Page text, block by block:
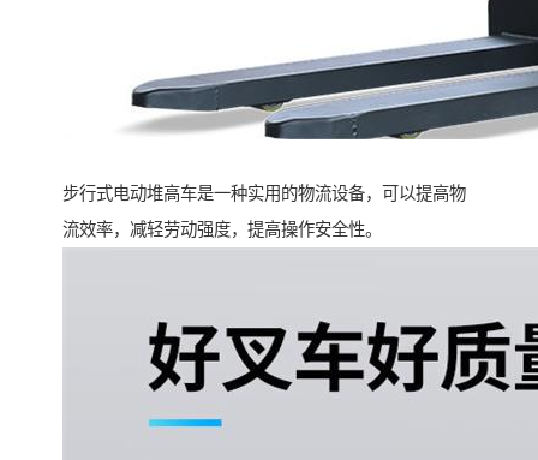
步行式电动堆高车是一种实用的物流设备，可以提高物
流效率，减轻劳动强度，提高操作安全性。